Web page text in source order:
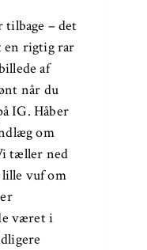
tilbage – det
en rigtig rar
af
når du
IG. Håber
om
tæller ned
vuf om
været i